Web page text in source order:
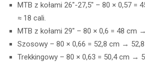
MTB z kołami 26″-27,5″ – 80 × 0,57 =
≈ 18 cali.
MTB z kołami 29″ – 80 × 0,6 = 48 cm
Szosowy – 80 × 0,66 = 52,8 cm → 52,8
Trekkingowy – 80 × 0,63 = 50,4 cm →